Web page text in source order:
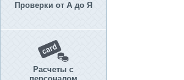
Проверки от А до Я
Расчеты с